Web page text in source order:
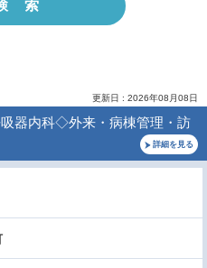
更新日 : 2026年08月08日
吸器内科◇外来・病棟管理・訪
詳細を見る